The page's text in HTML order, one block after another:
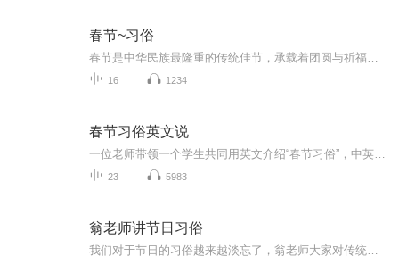
春节~习俗
16 1234
春节习俗英文说
23 5983
翁老师讲节日习俗